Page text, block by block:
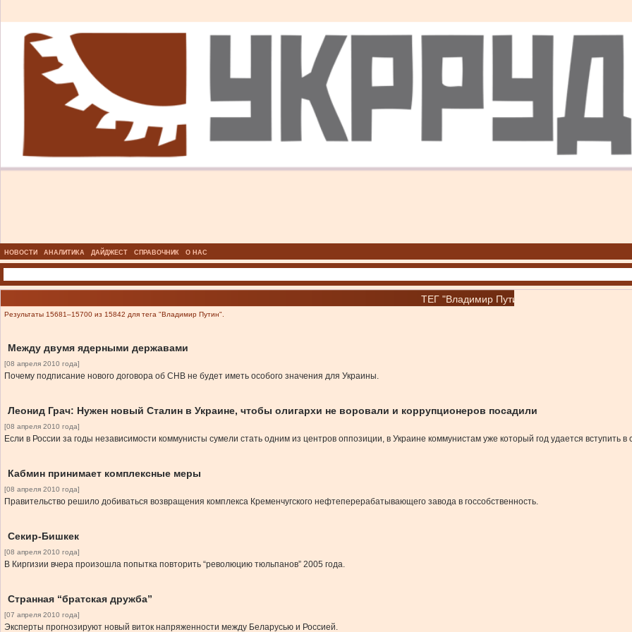
НОВОСТИ АНАЛИТИКА ДАЙДЖЕСТ СПРАВОЧНИК О НАС
ТЕГ "Владимир Путин"
Результаты 15681–15700 из 15842 для тега "Владимир Путин".
Между двумя ядерными державами
[08 апреля 2010 года]
Почему подписание нового договора об СНВ не будет иметь особого значения для Украины.
Леонид Грач: Нужен новый Сталин в Украине, чтобы олигархи не воровали и коррупционеров посадили
[08 апреля 2010 года]
Если в России за годы независимости коммунисты сумели стать одним из центров оппозиции, в Украине коммунистам уже который год удается вступить в
Кабмин принимает комплексные меры
[08 апреля 2010 года]
Правительство решило добиваться возвращения комплекса Кременчугского нефтеперерабатывающего завода в госсобственность.
Секир-Бишкек
[08 апреля 2010 года]
В Киргизии вчера произошла попытка повторить “революцию тюльпанов” 2005 года.
Странная “братская дружба”
[07 апреля 2010 года]
Эксперты прогнозируют новый виток напряженности между Беларусью и Россией.